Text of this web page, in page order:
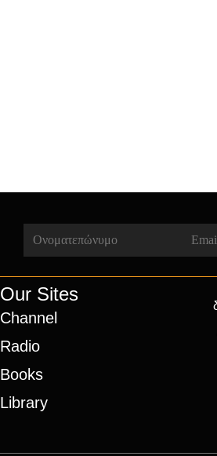
Our Sites
Channel
Radio
Books
Library